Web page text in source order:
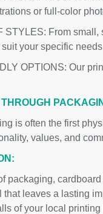
or full-color
STYLES: From small,
your specific
OPTIONS: Our
is often the first
values, and
packaging,
that leaves a lasting
of your local